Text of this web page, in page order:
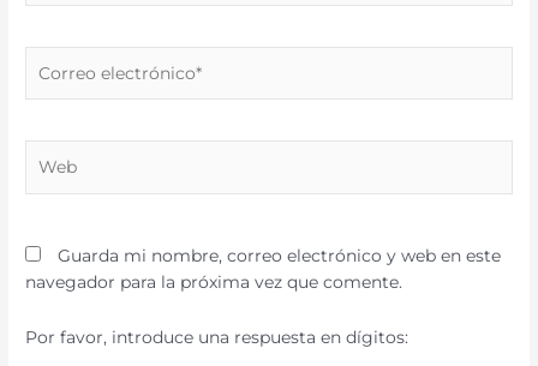
electrónico*
Guarda mi nombre, correo electrónico y web en este
navegador para la próxima vez que comente.
Por favor, introduce una respuesta en dígitos: